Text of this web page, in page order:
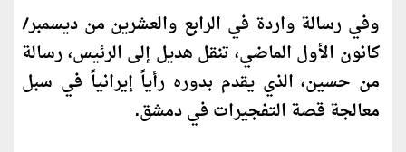
وفي رسالة واردة في الرابع والعشرين من ديسمبر/
كانون الأول الماضي، تنقل هديل إلى الرئيس، رسالة
من حسين، الذي يقدم بدوره رأياً إيرانياً في سبل
معالجة قصة التفجيرات في دمشق.